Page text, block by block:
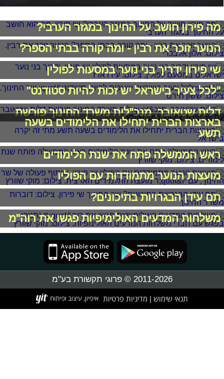
מה פירון חושב על החינוך במגזר הערבי?
הנוער זוכר את רבין - ומה קורה בבתי הספר?
שי פירון ידריך בני נוער במסעות לפולין
"לכל צעיר בישראל יש זכות להיות סטודנט"
דלית שטאובר, מנכ"לית משרד החינוך פורשת
בארצות הברית יתחילו את הלימודים בשעה
תשע
ראש הממשלה פתח את שנת הלימודים
מועצות הנוער מתמודדות עם הפוליו
תם עידן הבגרויות בתיכונים?
משלחות המדעים האולימיפיות פגשו את רוה"מ
2011-2026 © פרוגי תקשורת בע"מ
תנאי שימוש מדיניות פרטיות